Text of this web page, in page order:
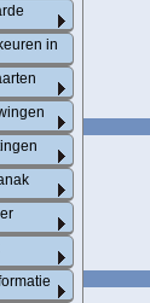
in